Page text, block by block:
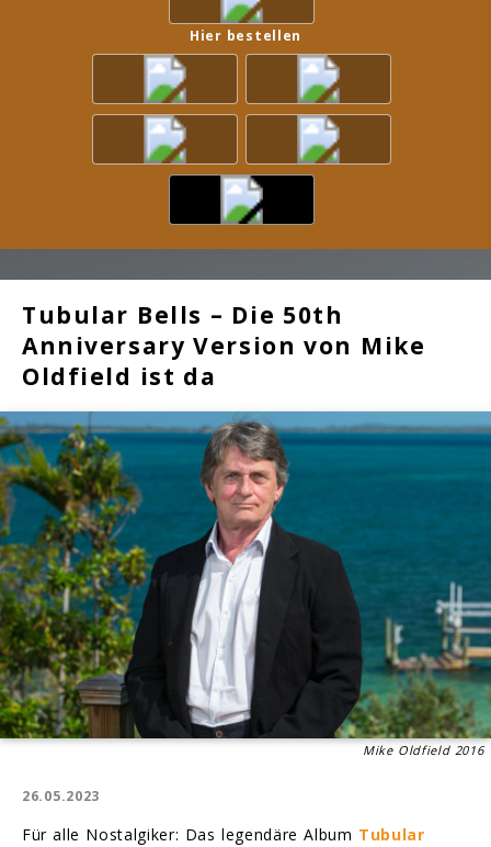
Hier bestellen
Tubular Bells – Die 50th
Anniversary Version von Mike
Oldfield ist da
Mike Oldfield 2016
26.05.2023
Für alle Nostalgiker: Das legendäre Album Tubular